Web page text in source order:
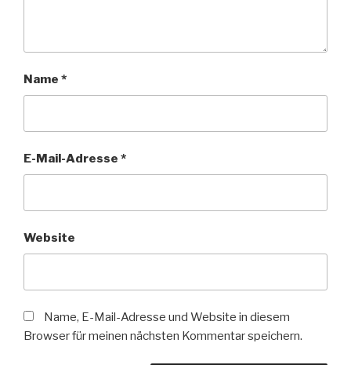
Name *
E-Mail-Adresse *
Website
Name, E-Mail-Adresse und Website in diesem
Browser für meinen nächsten Kommentar speichern.